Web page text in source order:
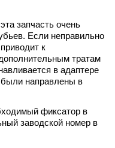
запчасть очень
Если неправильно
к
тратам
в адаптере
направлены в
фиксатор в
заводской номер в